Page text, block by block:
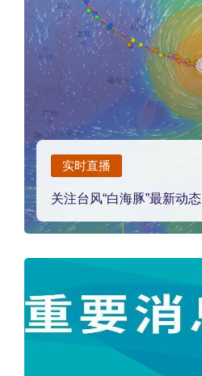
实时直播
关注台风“白海豚”最新动态